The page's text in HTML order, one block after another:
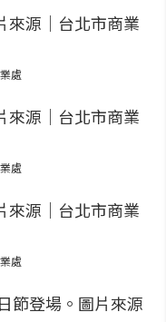
處
處
處